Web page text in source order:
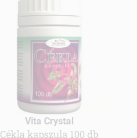
Vita Crystal
Cékla kapszula 100 db